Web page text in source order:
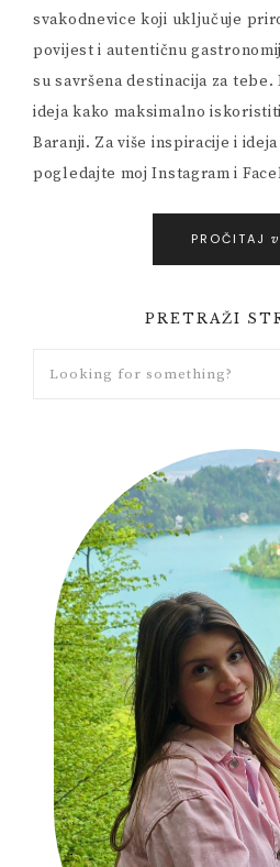
svakodnevice koji uključuje
povijest i autentičnu
su savršena destinacija za
ideja kako maksimalno
Baranji. Za više inspiracije i
pogledajte moj Instagram i
PROČITAJ
PRETRAŽI